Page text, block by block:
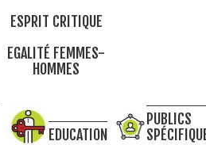
ESPRIT CRITIQUE
EGALITÉ FEMMES-
HOMMES
EDUCATION
PUBLICS